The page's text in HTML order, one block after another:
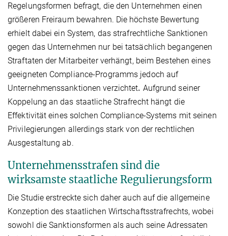
Regelungsformen befragt, die den Unternehmen einen
größeren Freiraum bewahren. Die höchste Bewertung
erhielt dabei ein System, das strafrechtliche Sanktionen
gegen das Unternehmen nur bei tatsächlich begangenen
Straftaten der Mitarbeiter verhängt, beim Bestehen eines
geeigneten Compliance-Programms jedoch auf
Unternehmenssanktionen verzichtet. Aufgrund seiner
Koppelung an das staatliche Strafrecht hängt die
Effektivität eines solchen Compliance-Systems mit seinen
Privilegierungen allerdings stark von der rechtlichen
Ausgestaltung ab.
Unternehmensstrafen sind die
wirksamste staatliche Regulierungsform
Die Studie erstreckte sich daher auch auf die allgemeine
Konzeption des staatlichen Wirtschaftsstrafrechts, wobei
sowohl die Sanktionsformen als auch seine Adressaten